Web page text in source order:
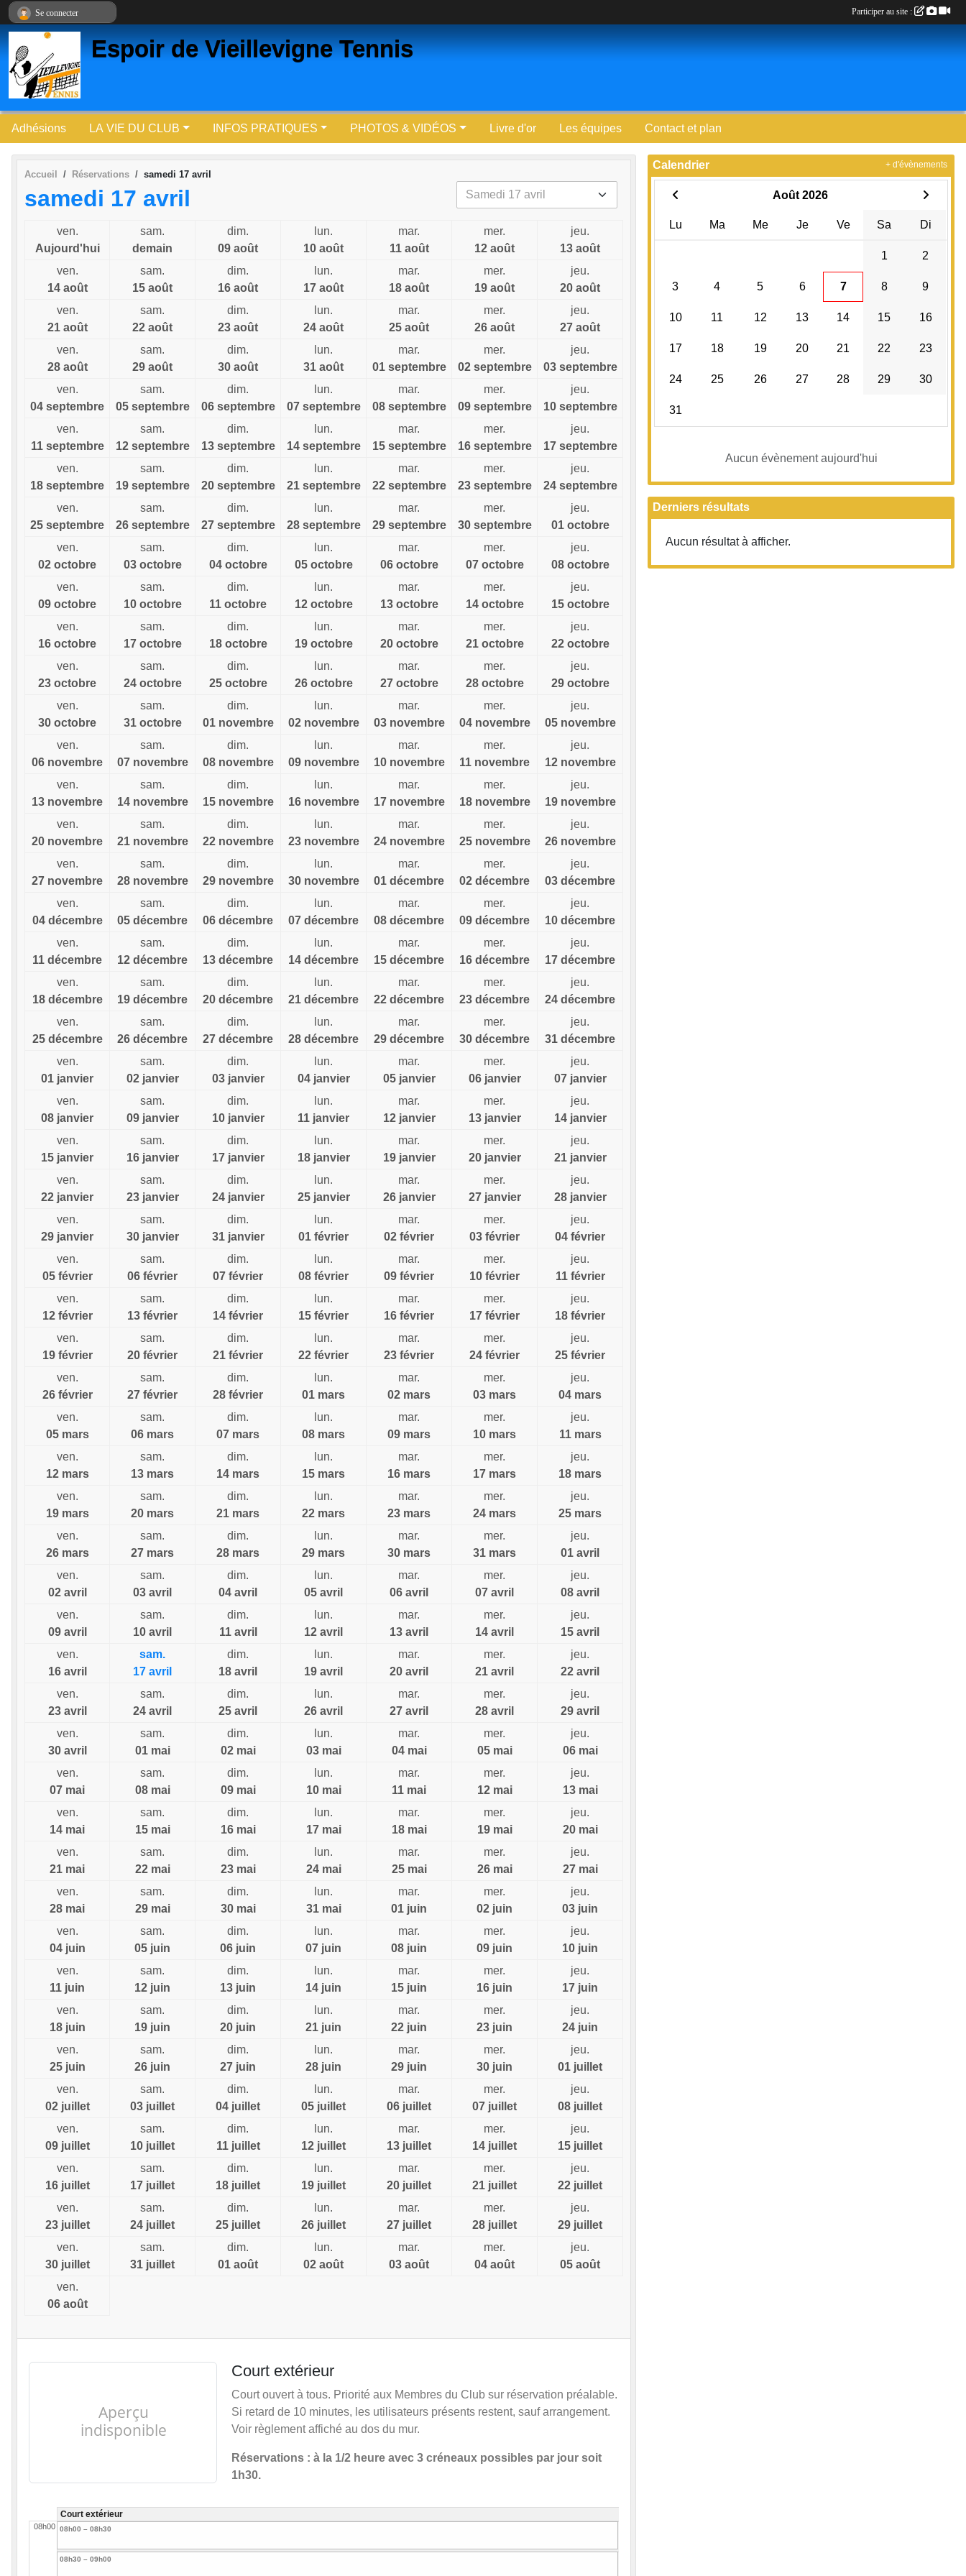
Espoir de Vieillevigne Tennis
Adhésions LA VIE DU CLUB INFOS PRATIQUES PHOTOS & VIDÉOS Livre d'or Les équipes Contact et plan
Accueil Réservations samedi 17 avril
samedi 17 avril
ven.
Aujourd'hui
sam.
demain
dim.
09 août
lun.
10 août
mar.
11 août
mer.
12 août
jeu.
13 août
ven.
14 août
sam.
15 août
dim.
16 août
lun.
17 août
mar.
18 août
mer.
19 août
jeu.
20 août
ven.
21 août
sam.
22 août
dim.
23 août
lun.
24 août
mar.
25 août
mer.
26 août
jeu.
27 août
ven.
28 août
sam.
29 août
dim.
30 août
lun.
31 août
mar.
01 septembre
mer.
02 septembre
jeu.
03 septembre
ven.
04 septembre
sam.
05 septembre
dim.
06 septembre
lun.
07 septembre
mar.
08 septembre
mer.
09 septembre
jeu.
10 septembre
ven.
11 septembre
sam.
12 septembre
dim.
13 septembre
lun.
14 septembre
mar.
15 septembre
mer.
16 septembre
jeu.
17 septembre
ven.
18 septembre
sam.
19 septembre
dim.
20 septembre
lun.
21 septembre
mar.
22 septembre
mer.
23 septembre
jeu.
24 septembre
ven.
25 septembre
sam.
26 septembre
dim.
27 septembre
lun.
28 septembre
mar.
29 septembre
mer.
30 septembre
jeu.
01 octobre
ven.
02 octobre
sam.
03 octobre
dim.
04 octobre
lun.
05 octobre
mar.
06 octobre
mer.
07 octobre
jeu.
08 octobre
ven.
09 octobre
sam.
10 octobre
dim.
11 octobre
lun.
12 octobre
mar.
13 octobre
mer.
14 octobre
jeu.
15 octobre
ven.
16 octobre
sam.
17 octobre
dim.
18 octobre
lun.
19 octobre
mar.
20 octobre
mer.
21 octobre
jeu.
22 octobre
ven.
23 octobre
sam.
24 octobre
dim.
25 octobre
lun.
26 octobre
mar.
27 octobre
mer.
28 octobre
jeu.
29 octobre
ven.
30 octobre
sam.
31 octobre
dim.
01 novembre
lun.
02 novembre
mar.
03 novembre
mer.
04 novembre
jeu.
05 novembre
ven.
06 novembre
sam.
07 novembre
dim.
08 novembre
lun.
09 novembre
mar.
10 novembre
mer.
11 novembre
jeu.
12 novembre
ven.
13 novembre
sam.
14 novembre
dim.
15 novembre
lun.
16 novembre
mar.
17 novembre
mer.
18 novembre
jeu.
19 novembre
ven.
20 novembre
sam.
21 novembre
dim.
22 novembre
lun.
23 novembre
mar.
24 novembre
mer.
25 novembre
jeu.
26 novembre
ven.
27 novembre
sam.
28 novembre
dim.
29 novembre
lun.
30 novembre
mar.
01 décembre
mer.
02 décembre
jeu.
03 décembre
ven.
04 décembre
sam.
05 décembre
dim.
06 décembre
lun.
07 décembre
mar.
08 décembre
mer.
09 décembre
jeu.
10 décembre
ven.
11 décembre
sam.
12 décembre
dim.
13 décembre
lun.
14 décembre
mar.
15 décembre
mer.
16 décembre
jeu.
17 décembre
ven.
18 décembre
sam.
19 décembre
dim.
20 décembre
lun.
21 décembre
mar.
22 décembre
mer.
23 décembre
jeu.
24 décembre
ven.
25 décembre
sam.
26 décembre
dim.
27 décembre
lun.
28 décembre
mar.
29 décembre
mer.
30 décembre
jeu.
31 décembre
ven.
01 janvier
sam.
02 janvier
dim.
03 janvier
lun.
04 janvier
mar.
05 janvier
mer.
06 janvier
jeu.
07 janvier
ven.
08 janvier
sam.
09 janvier
dim.
10 janvier
lun.
11 janvier
mar.
12 janvier
mer.
13 janvier
jeu.
14 janvier
ven.
15 janvier
sam.
16 janvier
dim.
17 janvier
lun.
18 janvier
mar.
19 janvier
mer.
20 janvier
jeu.
21 janvier
ven.
22 janvier
sam.
23 janvier
dim.
24 janvier
lun.
25 janvier
mar.
26 janvier
mer.
27 janvier
jeu.
28 janvier
ven.
29 janvier
sam.
30 janvier
dim.
31 janvier
lun.
01 février
mar.
02 février
mer.
03 février
jeu.
04 février
ven.
05 février
sam.
06 février
dim.
07 février
lun.
08 février
mar.
09 février
mer.
10 février
jeu.
11 février
ven.
12 février
sam.
13 février
dim.
14 février
lun.
15 février
mar.
16 février
mer.
17 février
jeu.
18 février
ven.
19 février
sam.
20 février
dim.
21 février
lun.
22 février
mar.
23 février
mer.
24 février
jeu.
25 février
ven.
26 février
sam.
27 février
dim.
28 février
lun.
01 mars
mar.
02 mars
mer.
03 mars
jeu.
04 mars
ven.
05 mars
sam.
06 mars
dim.
07 mars
lun.
08 mars
mar.
09 mars
mer.
10 mars
jeu.
11 mars
ven.
12 mars
sam.
13 mars
dim.
14 mars
lun.
15 mars
mar.
16 mars
mer.
17 mars
jeu.
18 mars
ven.
19 mars
sam.
20 mars
dim.
21 mars
lun.
22 mars
mar.
23 mars
mer.
24 mars
jeu.
25 mars
ven.
26 mars
sam.
27 mars
dim.
28 mars
lun.
29 mars
mar.
30 mars
mer.
31 mars
jeu.
01 avril
ven.
02 avril
sam.
03 avril
dim.
04 avril
lun.
05 avril
mar.
06 avril
mer.
07 avril
jeu.
08 avril
ven.
09 avril
sam.
10 avril
dim.
11 avril
lun.
12 avril
mar.
13 avril
mer.
14 avril
jeu.
15 avril
ven.
16 avril
sam.
17 avril
dim.
18 avril
lun.
19 avril
mar.
20 avril
mer.
21 avril
jeu.
22 avril
ven.
23 avril
sam.
24 avril
dim.
25 avril
lun.
26 avril
mar.
27 avril
mer.
28 avril
jeu.
29 avril
ven.
30 avril
sam.
01 mai
dim.
02 mai
lun.
03 mai
mar.
04 mai
mer.
05 mai
jeu.
06 mai
ven.
07 mai
sam.
08 mai
dim.
09 mai
lun.
10 mai
mar.
11 mai
mer.
12 mai
jeu.
13 mai
ven.
14 mai
sam.
15 mai
dim.
16 mai
lun.
17 mai
mar.
18 mai
mer.
19 mai
jeu.
20 mai
ven.
21 mai
sam.
22 mai
dim.
23 mai
lun.
24 mai
mar.
25 mai
mer.
26 mai
jeu.
27 mai
ven.
28 mai
sam.
29 mai
dim.
30 mai
lun.
31 mai
mar.
01 juin
mer.
02 juin
jeu.
03 juin
ven.
04 juin
sam.
05 juin
dim.
06 juin
lun.
07 juin
mar.
08 juin
mer.
09 juin
jeu.
10 juin
ven.
11 juin
sam.
12 juin
dim.
13 juin
lun.
14 juin
mar.
15 juin
mer.
16 juin
jeu.
17 juin
ven.
18 juin
sam.
19 juin
dim.
20 juin
lun.
21 juin
mar.
22 juin
mer.
23 juin
jeu.
24 juin
ven.
25 juin
sam.
26 juin
dim.
27 juin
lun.
28 juin
mar.
29 juin
mer.
30 juin
jeu.
01 juillet
ven.
02 juillet
sam.
03 juillet
dim.
04 juillet
lun.
05 juillet
mar.
06 juillet
mer.
07 juillet
jeu.
08 juillet
ven.
09 juillet
sam.
10 juillet
dim.
11 juillet
lun.
12 juillet
mar.
13 juillet
mer.
14 juillet
jeu.
15 juillet
ven.
16 juillet
sam.
17 juillet
dim.
18 juillet
lun.
19 juillet
mar.
20 juillet
mer.
21 juillet
jeu.
22 juillet
ven.
23 juillet
sam.
24 juillet
dim.
25 juillet
lun.
26 juillet
mar.
27 juillet
mer.
28 juillet
jeu.
29 juillet
ven.
30 juillet
sam.
31 juillet
dim.
01 août
lun.
02 août
mar.
03 août
mer.
04 août
jeu.
05 août
ven.
06 août
Court extérieur
Court ouvert à tous. Priorité aux Membres du Club sur réservation préalable.
Si retard de 10 minutes, les utilisateurs présents restent, sauf arrangement.
Voir règlement affiché au dos du mur.
Réservations : à la 1/2 heure avec 3 créneaux possibles par jour soit
1h30.
Court extérieur
08h00 08h00 – 08h30
08h30 – 09h00
Calendrier
Août 2026
Lu Ma Me Je Ve Sa Di
1 2
3 4 5 6 7 8 9
10 11 12 13 14 15 16
17 18 19 20 21 22 23
24 25 26 27 28 29 30
31
Aucun évènement aujourd'hui
+ d'évènements
Derniers résultats
Aucun résultat à afficher.
Se connecter Participer au site :
Panneau de gestion des cookies